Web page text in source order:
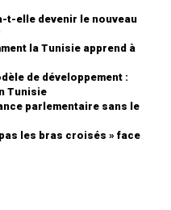
t-elle devenir le nouveau
la Tunisie apprend à
de développement :
Tunisie
parlementaire sans le
les bras croisés » face